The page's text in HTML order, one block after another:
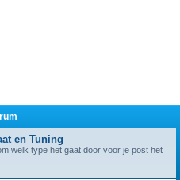
en Tuning
welk type het gaat door voor je post het